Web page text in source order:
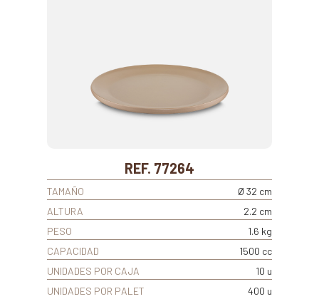
REF. 77264
TAMAÑO
Ø 32 cm
ALTURA
2.2 cm
PESO
1.6 kg
CAPACIDAD
1500 cc
UNIDADES POR CAJA
10 u
UNIDADES POR PALET
400 u